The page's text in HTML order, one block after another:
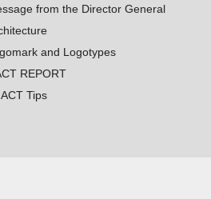
from the Director General
and Logotypes
REPORT
Tips